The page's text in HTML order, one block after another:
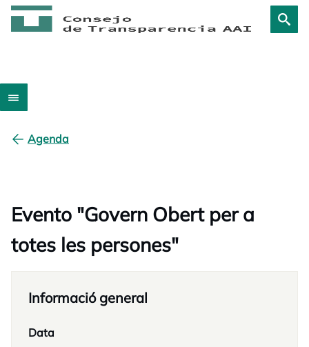
Agenda
Evento "Govern Obert per a
totes les persones"
Informació general
Data